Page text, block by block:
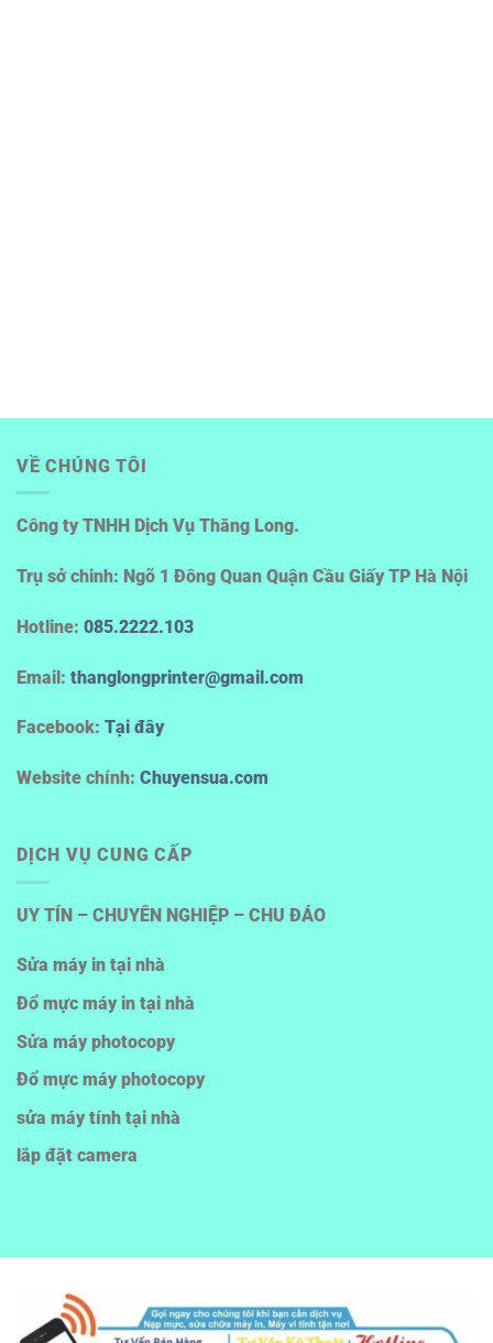
VỀ CHÚNG TÔI
Công ty TNHH Dịch Vụ Thăng Long.
Trụ sở chinh: Ngõ 1 Đông Quan Quận Cầu Giấy TP Hà Nội
Hotline: 085.2222.103
Email: thanglongprinter@gmail.com
Facebook: Tại đây
Website chính: Chuyensua.com
DỊCH VỤ CUNG CẤP
UY TÍN – CHUYÊN NGHIỆP – CHU ĐÁO
Sửa máy in tại nhà
Đổ mực máy in tại nhà
Sửa máy photocopy
Đổ mực máy photocopy
sửa máy tính tại nhà
lắp đặt camera